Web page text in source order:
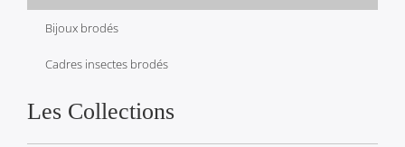
Bijoux brodés
Cadres insectes brodés
Les Collections